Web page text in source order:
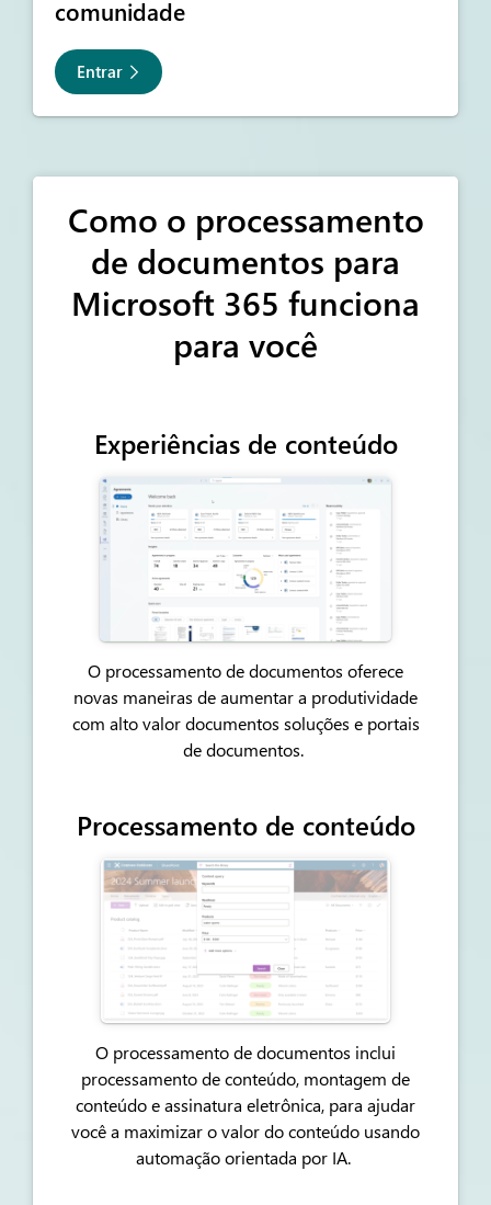
comunidade
Entrar
Como o processamento
de documentos para
Microsoft 365 funciona
para você
Experiências de conteúdo
O processamento de documentos oferece
novas maneiras de aumentar a produtividade
com alto valordocumentos soluções e portais
de documentos.
Processamento de conteúdo
O processamento de documentos inclui
processamento de conteúdo, montagem de
conteúdo e assinatura eletrônica, para ajudar
você a maximizar o valor do conteúdo usando
automação orientada por IA.